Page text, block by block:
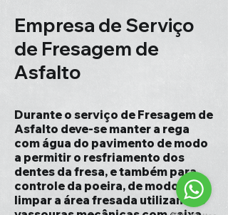
Empresa de Serviço
de Fresagem de
Asfalto
Durante o serviço de Fresagem de
Asfalto deve-se manter a rega
com água do pavimento de modo
a permitir o resfriamento dos
dentes da fresa, e também para
controle da poeira, de modo a
limpar a área fresada utilizam-se